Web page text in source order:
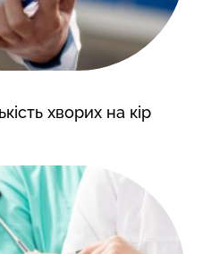
хворих на кір